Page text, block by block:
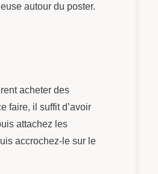
autour du poster.
acheter des
faire, il suffit d’avoir
attachez les
accrochez-le sur le